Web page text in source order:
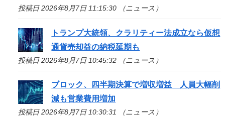
投稿日 2026年8月7日 11:15:30 （ニュース）
トランプ大統領、クラリティー法成立なら仮想
通貨売却益の納税延期も
投稿日 2026年8月7日 10:45:32 （ニュース）
ブロック、四半期決算で増収増益 人員大幅削
減も営業費用増加
投稿日 2026年8月7日 10:30:31 （ニュース）